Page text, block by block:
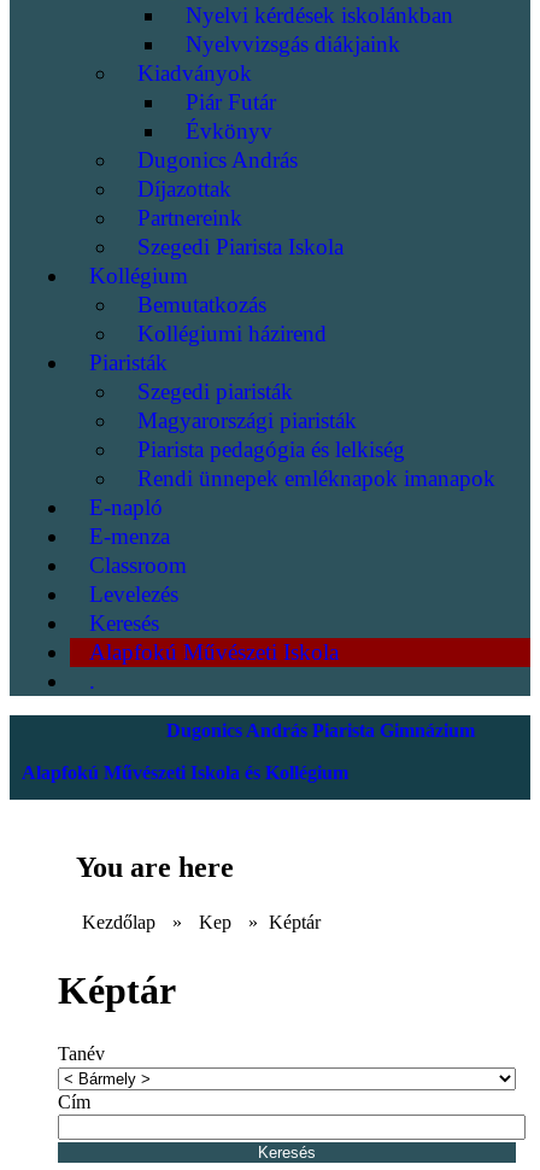
Nyelvi kérdések iskolánkban
Nyelvvizsgás diákjaink
Kiadványok
Piár Futár
Évkönyv
Dugonics András
Díjazottak
Partnereink
Szegedi Piarista Iskola
Kollégium
Bemutatkozás
Kollégiumi házirend
Piaristák
Szegedi piaristák
Magyarországi piaristák
Piarista pedagógia és lelkiség
Rendi ünnepek emléknapok imanapok
E-napló
E-menza
Classroom
Levelezés
Keresés
Alapfokú Művészeti Iskola
.
Dugonics András Piarista Gimnázium
Alapfokú Művészeti Iskola és Kollégium
You are here
Kezdőlap » Kep » Képtár
Képtár
Tanév
Cím